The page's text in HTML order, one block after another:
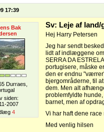
17:39
Bak
Durraes,
siden:
2007
4
Sv: Leje af land/
Hej Harry Petersen
Jeg har sendt
lidt af indlæggene
SERRA DA
portugisere, måske
den er endnu
bjergområderne, til
dem. Men alt
problemfyldte
barnet, men af
Vi har haft dene
Med venlig hilsen